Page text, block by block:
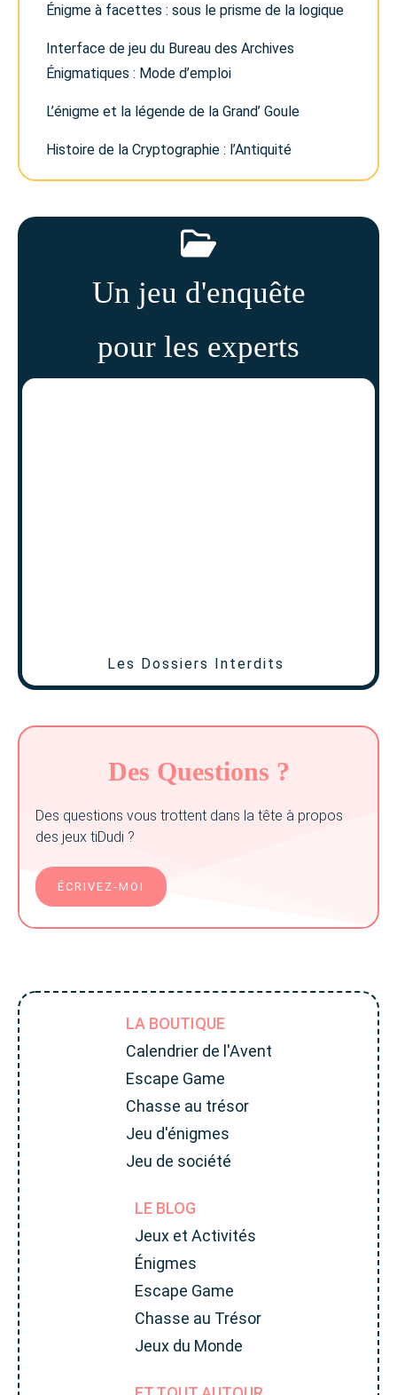
Énigme à facettes : sous le prisme de la logique
Interface de jeu du Bureau des Archives
Énigmatiques : Mode d’emploi
L’énigme et la légende de la Grand’ Goule
Histoire de la Cryptographie : l’Antiquité
Un jeu d'enquête
pour les experts
Les Dossiers Interdits
Des Questions ?
Des questions vous trottent dans la tête à propos
des jeux tiDudi ?
ÉCRIVEZ-MOI
LA BOUTIQUE
Calendrier de l'Avent
Escape Game
Chasse au trésor
Jeu d'énigmes
Jeu de société
LE BLOG
Jeux et Activités
Énigmes
Escape Game
Chasse au Trésor
Jeux du Monde